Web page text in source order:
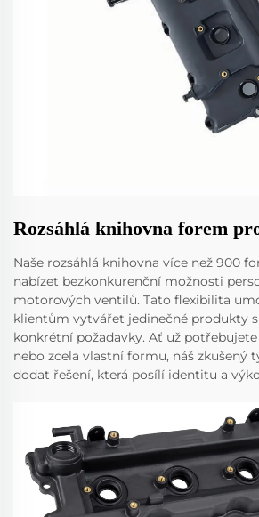
Rozsáhlá knihovna forem
Naše rozsáhlá knihovna více než 900
nabízet bezkonkurenční možnosti
motorových ventilů. Tato flexibilita
klientům vytvářet jedinečné produkty
konkrétní požadavky. Ať už
nebo zcela vlastní formu, náš zkušený
dodat řešení, která posílí identitu a